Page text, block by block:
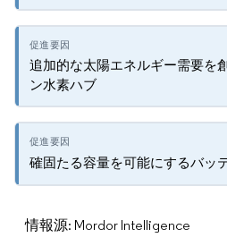
追加的な太陽エネルギー需要を
ン水素ハブ
確固たる容量を可能にするバッ
情報源: Mordor Intelligence